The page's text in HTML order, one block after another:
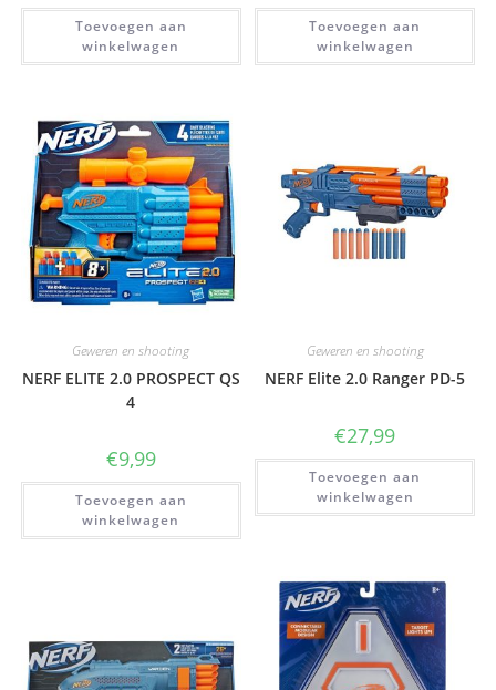
Toevoegen aan
winkelwagen
Toevoegen aan
winkelwagen
Geweren en shooting
NERF ELITE 2.0 PROSPECT QS
4
€9,99
Toevoegen aan
winkelwagen
Geweren en shooting
NERF Elite 2.0 Ranger PD-5
€27,99
Toevoegen aan
winkelwagen